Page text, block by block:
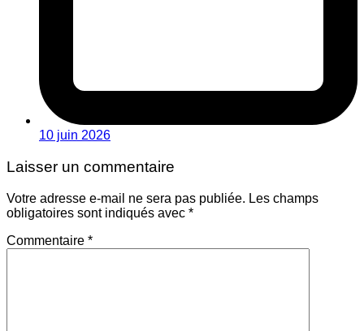
10 juin 2026
Laisser un commentaire
Votre adresse e-mail ne sera pas publiée. Les champs
obligatoires sont indiqués avec *
Commentaire *